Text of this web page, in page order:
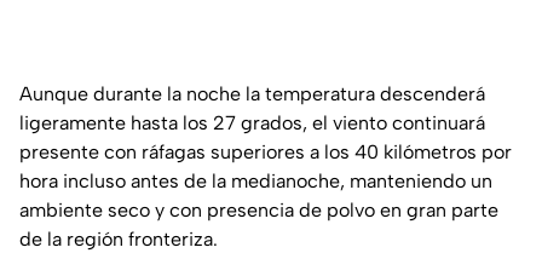
Aunque durante la noche la temperatura descenderá
ligeramente hasta los 27 grados, el viento continuará
presente con ráfagas superiores a los 40 kilómetros por
hora incluso antes de la medianoche, manteniendo un
ambiente seco y con presencia de polvo en gran parte
de la región fronteriza.